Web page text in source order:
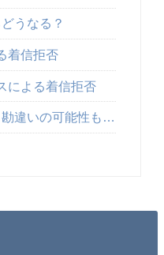
うなる？
着信拒否
による着信拒否
勘違いの可能性も…